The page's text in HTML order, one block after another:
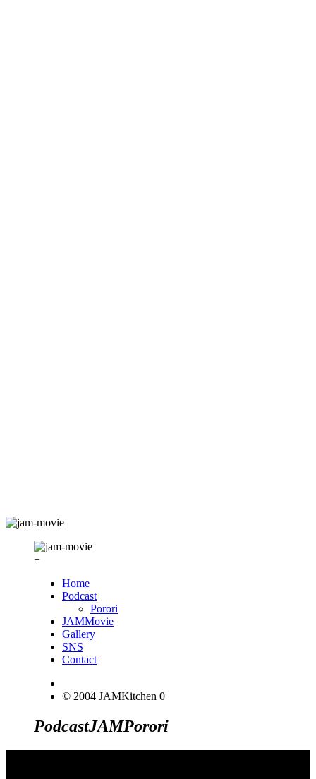
+
Home
Podcast
Porori
JAMMovie
Gallery
SNS
Contact
© 2004 JAMKitchen 0
PodcastJAMPorori